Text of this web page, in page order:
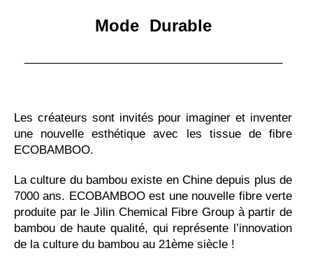
Mode Durable
Les créateurs sont invités pour imaginer et inventer
une nouvelle esthétique avec les tissue de fibre
ECOBAMBOO.
La culture du bambou existe en Chine depuis plus de
7000 ans. ECOBAMBOO est une nouvelle fibre verte
produite par le Jilin Chemical Fibre Group à partir de
bambou de haute qualité, qui représente l’innovation
de la culture du bambou au 21ème siècle !